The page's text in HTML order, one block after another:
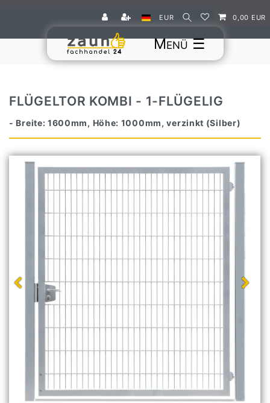
EUR 0,00 EUR
☰
FLÜGELTOR KOMBI - 1-FLÜGELIG
- Breite: 1600mm, Höhe: 1000mm, verzinkt (Silber)